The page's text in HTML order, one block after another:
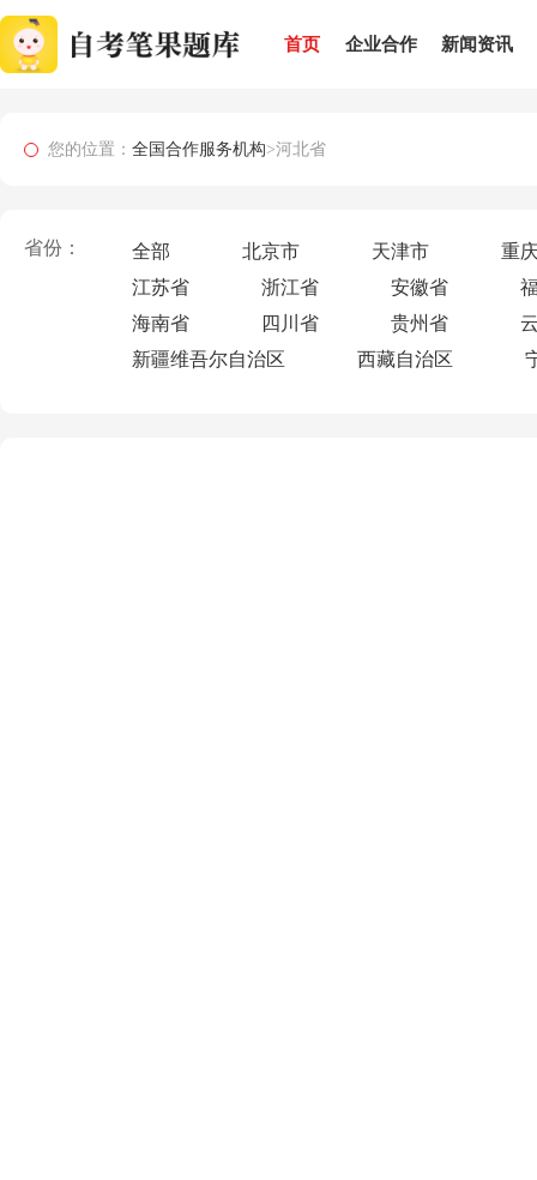
首页 企业合作 新闻资讯
您的位置： 全国合作服务机构>河北省
省份： 全部 北京市 天津市
重
江苏省
浙江省 安徽省
海南省
四川省 贵州省
新疆维吾尔自治区
西藏自治区